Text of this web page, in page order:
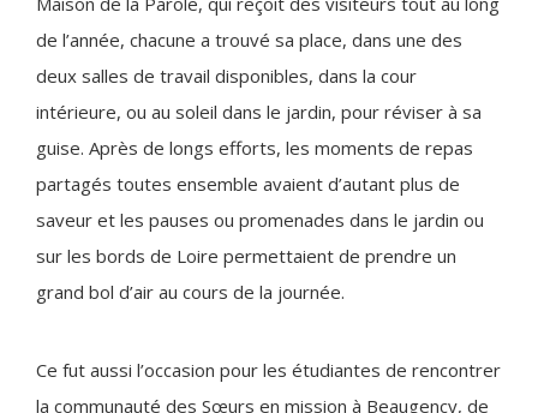
de l’année, chacune a trouvé sa place, dans une des
deux salles de travail disponibles, dans la cour
intérieure, ou au soleil dans le jardin, pour réviser à sa
guise. Après de longs efforts, les moments de repas
partagés toutes ensemble avaient d’autant plus de
saveur et les pauses ou promenades dans le jardin ou
sur les bords de Loire permettaient de prendre un
grand bol d’air au cours de la journée.
Ce fut aussi l’occasion pour les étudiantes de rencontrer
la communauté des Sœurs en mission à Beaugency, de